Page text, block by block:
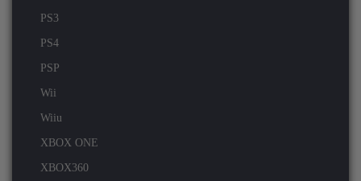
PS3
PS4
PSP
Wii
Wiiu
XBOX ONE
XBOX360